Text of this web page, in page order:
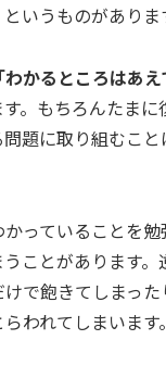
というものがありま
「わかるところはあ
。もちろんたま
題に取り組むこ
っていることを
ことがあります
で飽きてしまっ
われてしまいます。